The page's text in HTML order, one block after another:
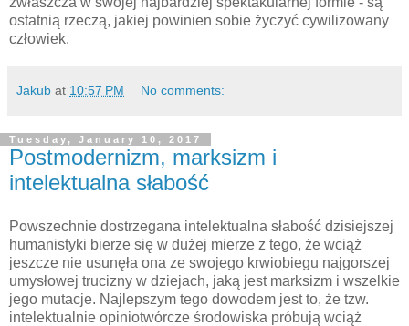
ostatnią rzeczą, jakiej powinien sobie życzyć cywilizowany
człowiek.
Jakub at 10:57 PM No comments:
Tuesday, January 10, 2017
Postmodernizm, marksizm i
intelektualna słabość
Powszechnie dostrzegana intelektualna słabość dzisiejszej
humanistyki bierze się w dużej mierze z tego, że wciąż
jeszcze nie usunęła ona ze swojego krwiobiegu najgorszej
umysłowej trucizny w dziejach, jaką jest marksizm i wszelkie
jego mutacje. Najlepszym tego dowodem jest to, że tzw.
intelektualnie opiniotwórcze środowiska próbują wciąż